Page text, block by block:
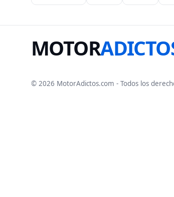
MOTOR
© 2026 MotorAdictos.com - Todos los